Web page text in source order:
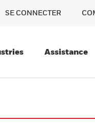
SE CONNECTER
Assistance